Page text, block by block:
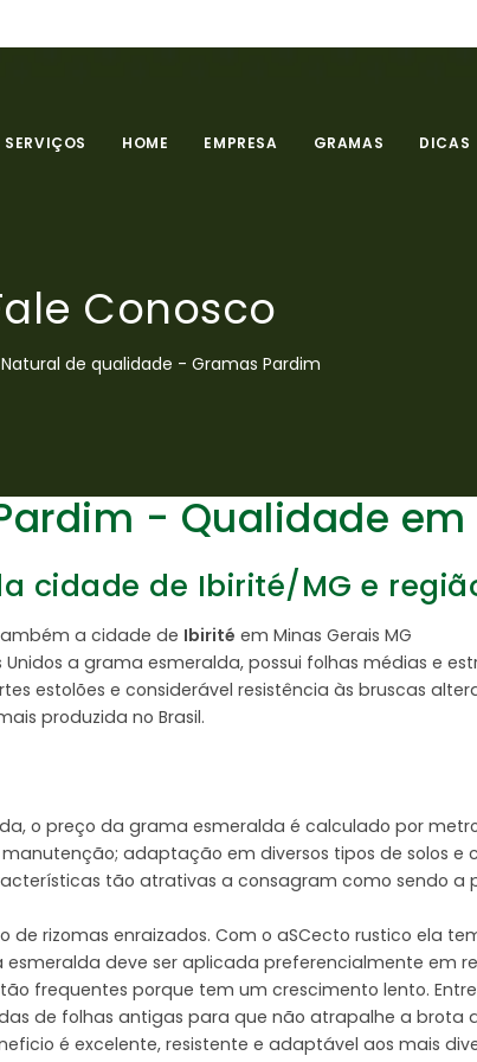
SERVIÇOS HOME EMPRESA GRAMAS DICAS
Conosco
de qualidade - Gramas Pardim
- Qualidade
cidade de Ibirité/MG e
a cidade de Ibirité em Minas Gerais MG
a grama esmeralda, possui folhas médias e
estolões e considerável resistência às bruscas
produzida no Brasil.
o preço da grama esmeralda é calculado por
adaptação em diversos tipos de solos e
tão atrativas a consagram como sendo a
rizomas enraizados. Com o aSCecto rustico ela
deve ser aplicada preferencialmente em
frequentes porque tem um crescimento lento.
de folhas antigas para que não atrapalhe a brota
é excelente, resistente e adaptável aos mais